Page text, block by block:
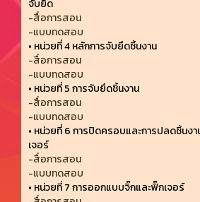
จับยึด
-สื่อการสอน
-แบบทดสอบ
• หน่วยที่ 4 หลักการจับยึดชิ้นงาน
-สื่อการสอน
-แบบทดสอบ
• หน่วยที่ 5 การจับยึดชิ้นงาน
-สื่อการสอน
-แบบทดสอบ
• หน่วยที่ 6 การปิดครอบและการปลดชิ้นง
เจอร์
-สื่อการสอน
-แบบทดสอบ
• หน่วยที่ 7 การออกแบบจิ๊กและฟิ๊กเจอร์